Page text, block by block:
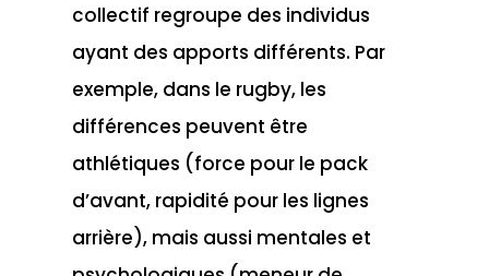
collectif regroupe des individus
ayant des apports différents. Par
exemple, dans le rugby, les
différences peuvent être
athlétiques (force pour le pack
d’avant, rapidité pour les lignes
arrière), mais aussi mentales et